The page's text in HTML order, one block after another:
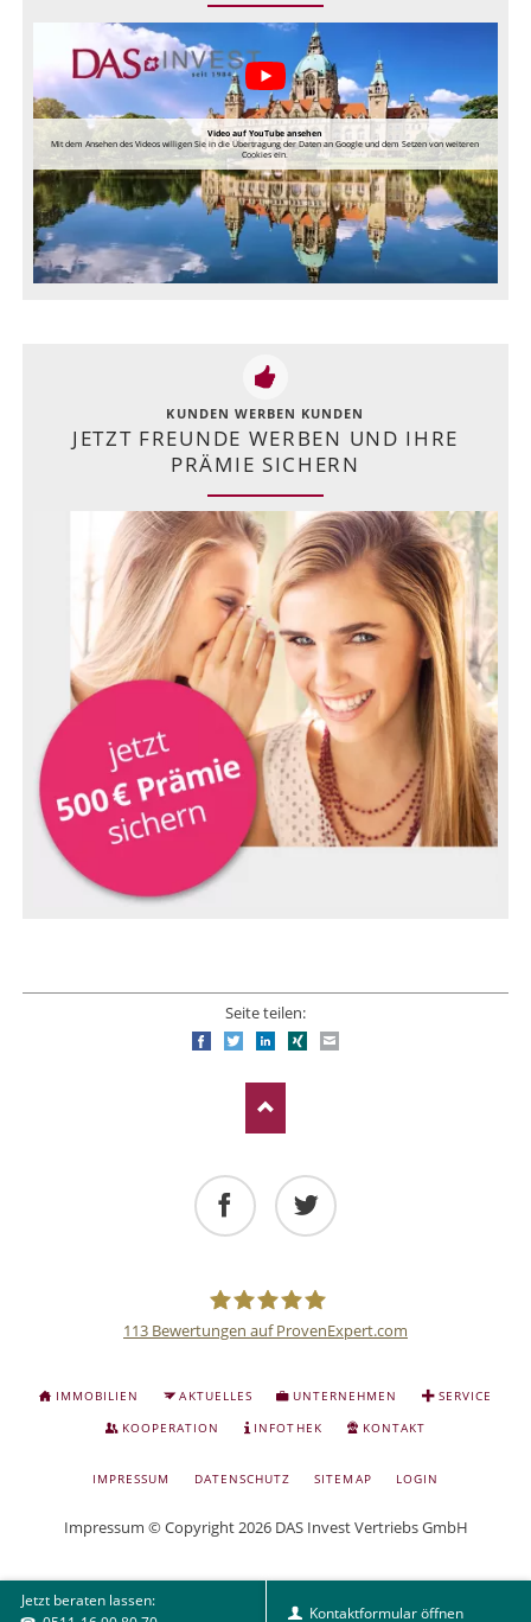
Jetzt beraten lassen:
Kontaktformular öffnen
Video auf YouTube ansehen
Mit dem Ansehen des Videos willigen Sie in die Übertragung der Daten an Google und dem Setzen von weiteren
Cookies ein.
KUNDEN WERBEN KUNDEN
JETZT FREUNDE WERBEN UND IHRE
PRÄMIE SICHERN
Seite teilen:
FacebookTwitterLinkedIn
Xing
Anlage
und
Investitionen
113 Bewertungen auf ProvenExpert.com
NAVIGATION
IMMOBILIEN AKTUELLES UNTERNEHMEN
SERVICE
KOOPERATION
INFOTHEK KONTAKT
NAVIGATION
IMPRESSUM DATENSCHUTZ SITEMAP LOGIN
Impressum © Copyright 2026 DAS Invest Vertriebs GmbH